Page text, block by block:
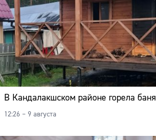
В Кандалакшском районе горела баня
12:26 – 9 августа